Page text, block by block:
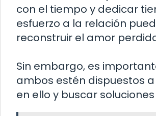
con el tiempo y dedicar
esfuerzo a la relación
reconstruir el amor
Sin embargo, es
ambos estén dispuestos
en ello y buscar